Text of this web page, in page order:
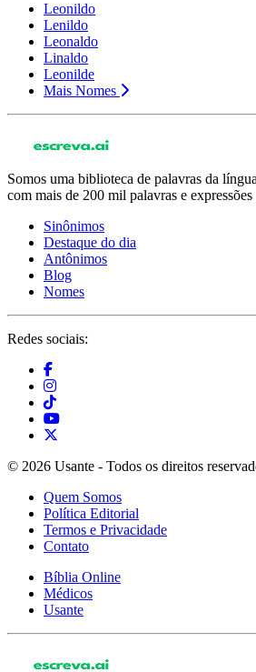
Leonildo
Lenildo
Leonaldo
Linaldo
Leonilde
Mais Nomes
Somos uma biblioteca de palavras da
com mais de 200 mil palavras e expressões
Sinônimos
Destaque do dia
Antônimos
Blog
Nomes
Redes sociais:
© 2026 Usante - Todos os direitos
Quem Somos
Política Editorial
Termos e Privacidade
Contato
Bíblia Online
Médicos
Usante